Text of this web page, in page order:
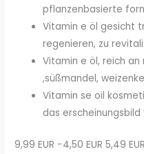
pflanzenbasierte
Vitamin e öl gesicht
regenieren, zu
Vitamin e öl, reich
,süßmandel,
Vitamin se oil
das
9,99 EUR −4,50 EUR 5,49 EUR